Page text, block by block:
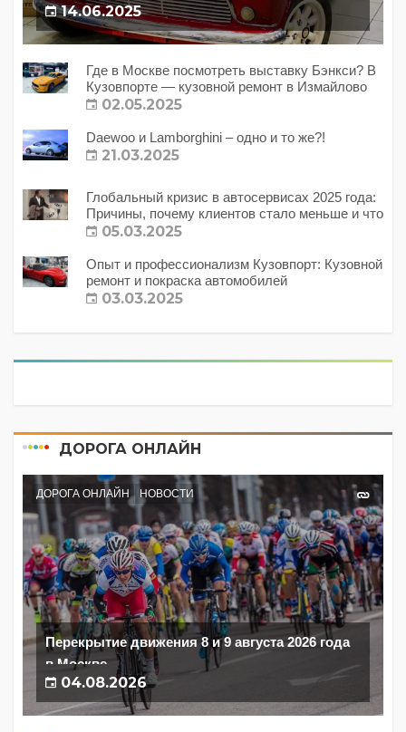
14.06.2025
Где в Москве посмотреть выставку Бэнкси? В
Кузовпорте — кузовной ремонт в Измайлово
02.05.2025
Daewoo и Lamborghini – одно и то же?!
21.03.2025
Глобальный кризис в автосервисах 2025 года:
Причины, почему клиентов стало меньше и что
с этим делать?
05.03.2025
Опыт и профессионализм Кузовпорт: Кузовной
ремонт и покраска автомобилей
03.03.2025
ДОРОГА ОНЛАЙН
ДОРОГА ОНЛАЙН НОВОСТИ
Перекрытие движения 8 и 9 августа 2026 года
в Москве
04.08.2026